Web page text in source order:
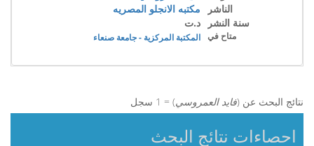
الناشر
مكتبه الانجلو المصريه
سنة النشر
د.ت
متاح في المكتبة المركزية - جامعة صنعاء
نتائج البحث عن (فايد العمروسي) = 1 سجل
احصاءات نتائج البحث